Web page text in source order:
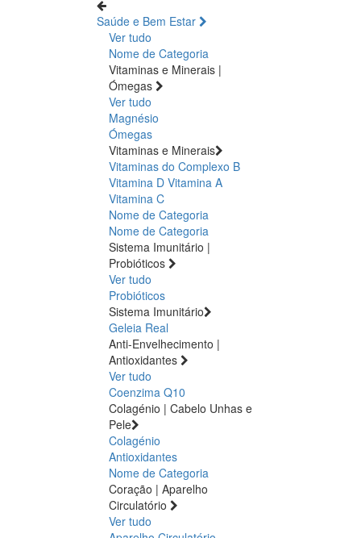
Saúde e Bem Estar
Ver tudo
Nome de Categoria
Vitaminas e Minerais |
Ómegas
Ver tudo
Magnésio
Ómegas
Vitaminas e Minerais
Vitaminas do Complexo B
Vitamina D Vitamina A
Vitamina C
Nome de Categoria
Nome de Categoria
Sistema Imunitário |
Probióticos
Ver tudo
Probióticos
Sistema Imunitário
Geleia Real
Anti-Envelhecimento |
Antioxidantes
Ver tudo
Coenzima Q10
Colagénio | Cabelo Unhas e
Pele
Colagénio
Antioxidantes
Nome de Categoria
Coração | Aparelho
Circulatório
Ver tudo